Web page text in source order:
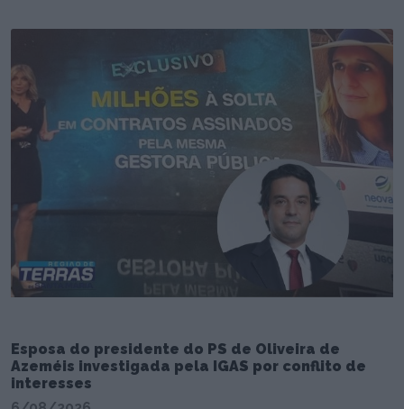
Esposa do presidente do PS de Oliveira de
Azeméis investigada pela IGAS por conflito de
interesses